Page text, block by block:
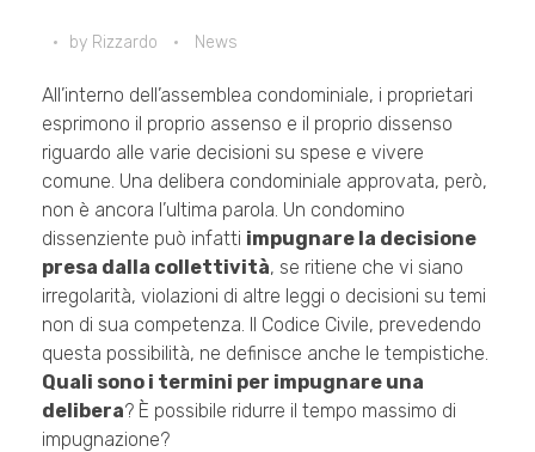
by Rizzardo News
All’interno dell’assemblea condominiale, i proprietari
esprimono il proprio assenso e il proprio dissenso
riguardo alle varie decisioni su spese e vivere
comune. Una delibera condominiale approvata, però,
non è ancora l’ultima parola. Un condomino
dissenziente può infatti impugnare la decisione
presa dalla collettività, se ritiene che vi siano
irregolarità, violazioni di altre leggi o decisioni su temi
non di sua competenza. Il Codice Civile, prevedendo
questa possibilità, ne definisce anche le tempistiche.
Quali sono i termini per impugnare una
delibera? È possibile ridurre il tempo massimo di
impugnazione?